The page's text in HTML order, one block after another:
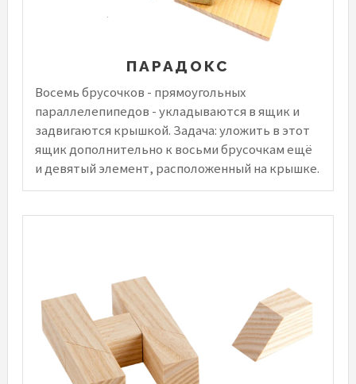
ПАРАДОКС
Восемь брусочков - прямоугольных
параллелепипедов - укладываются в ящик и
задвигаются крышкой. Задача: уложить в этот
ящик дополнительно к восьми брусочкам ещё
и девятый элемент, расположенный на крышке.